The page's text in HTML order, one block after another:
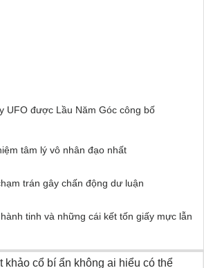
UFO được Lầu Năm Góc công bố
tâm lý vô nhân đạo nhất
trán gây chấn động dư luận
tinh và những cái kết tốn giấy mực lẫn